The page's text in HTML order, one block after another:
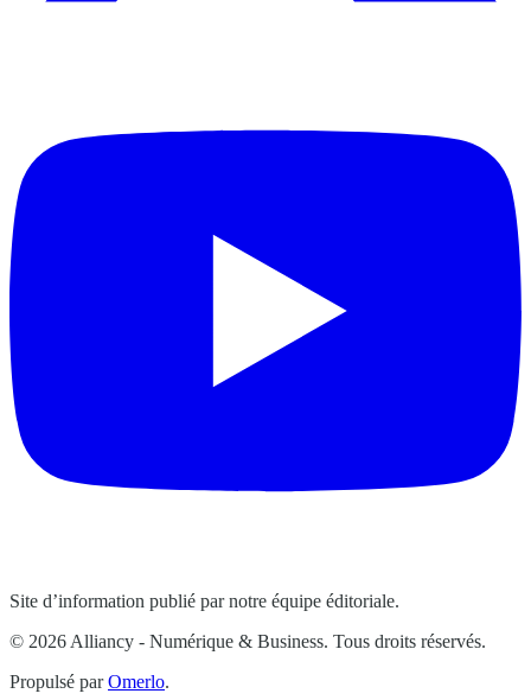
Site d’information publié par notre équipe éditoriale.
© 2026 Alliancy - Numérique & Business. Tous droits réservés.
Propulsé parOmerlo.